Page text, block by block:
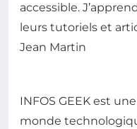
accessible.
leurs tutoriels et
Jean Martin
INFOS GEEK est
monde